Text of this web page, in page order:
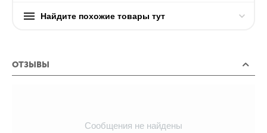
Найдите похожие товары тут
ОТЗЫВЫ
Сообщения не найдены